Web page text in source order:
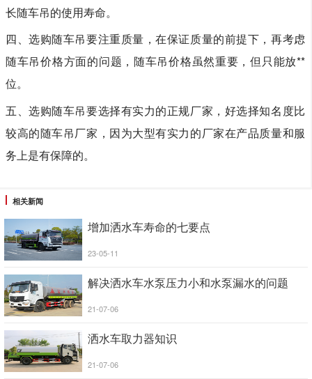
长随车吊的使用寿命。
四、选购随车吊要注重质量，在保证质量的前提下，再考虑
随车吊价格方面的问题，随车吊价格虽然重要，但只能放**
位。
五、选购随车吊要选择有实力的正规厂家，好选择知名度比
较高的随车吊厂家，因为大型有实力的厂家在产品质量和服
务上是有保障的。
相关新闻
增加洒水车寿命的七要点
23-05-11
解决洒水车水泵压力小和水泵漏水的问题
21-07-06
洒水车取力器知识
21-07-06